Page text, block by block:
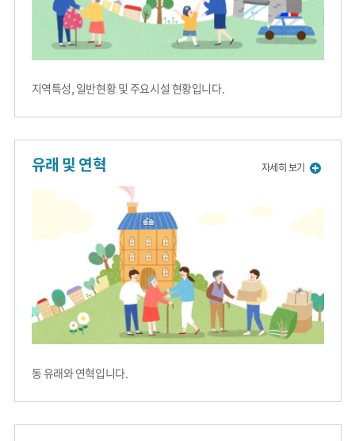
지역특성, 일반현황 및 주요시설 현황입니다.
유래 및 연혁
동 유래와 연혁입니다.
자세히 보기